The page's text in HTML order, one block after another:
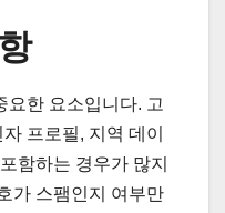
요한 요소입니다. 고
프로필, 지역 데이
함하는 경우가 많지
가 스팸인지 여부만